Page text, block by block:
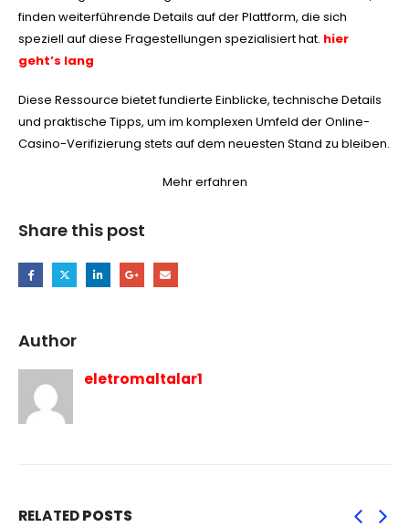
finden weiterführende Details auf der Plattform, die sich
speziell auf diese Fragestellungen spezialisiert hat. hier
geht’s lang
Diese Ressource bietet fundierte Einblicke, technische Details
und praktische Tipps, um im komplexen Umfeld der Online-
Casino-Verifizierung stets auf dem neuesten Stand zu bleiben.
Mehr erfahren
Share this post
Author
eletromaltalar1
RELATEDPOSTS